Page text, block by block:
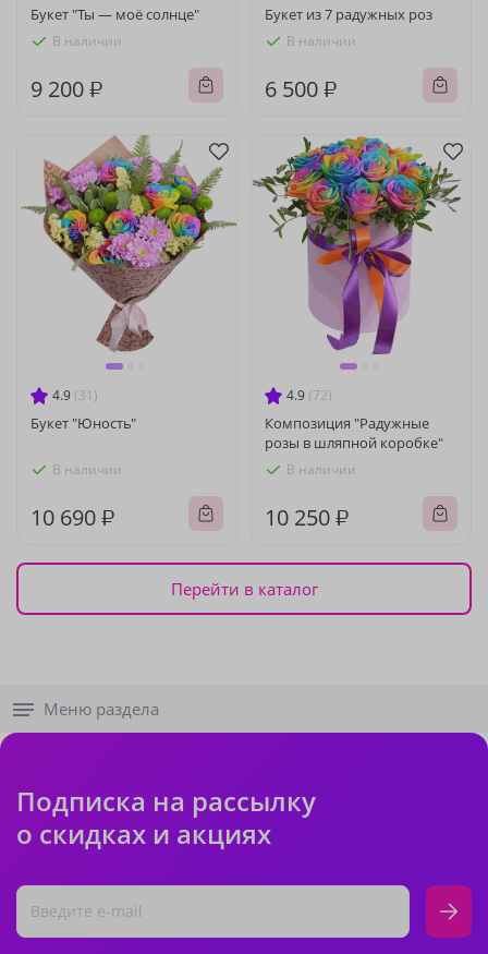
Букет "Ты — моё солнце"
В наличии
9 200 ₽
Букет из 7 радужных роз
В наличии
6 500 ₽
4.9 (31)
Букет "Юность"
В наличии
10 690 ₽
4.9 (72)
Композиция "Радужные
розы в шляпной коробке"
В наличии
10 250 ₽
Перейти в каталог
Меню раздела
Подписка на рассылку
о скидках и акциях